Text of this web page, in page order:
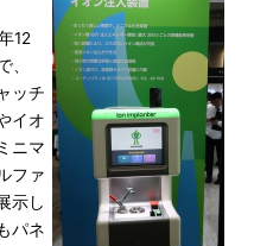
12
、
ッチ
イオ
ニマ
ファ
示し
パネ